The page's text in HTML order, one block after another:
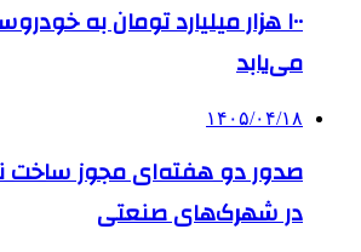
۱۰۰ هزار میلیارد تومان به
می‌یابد
۱۴۰۵/۰۴/۱۸
صدور دو هفته‌ای مجوز ساخت
در شهرک‌های صنعتی